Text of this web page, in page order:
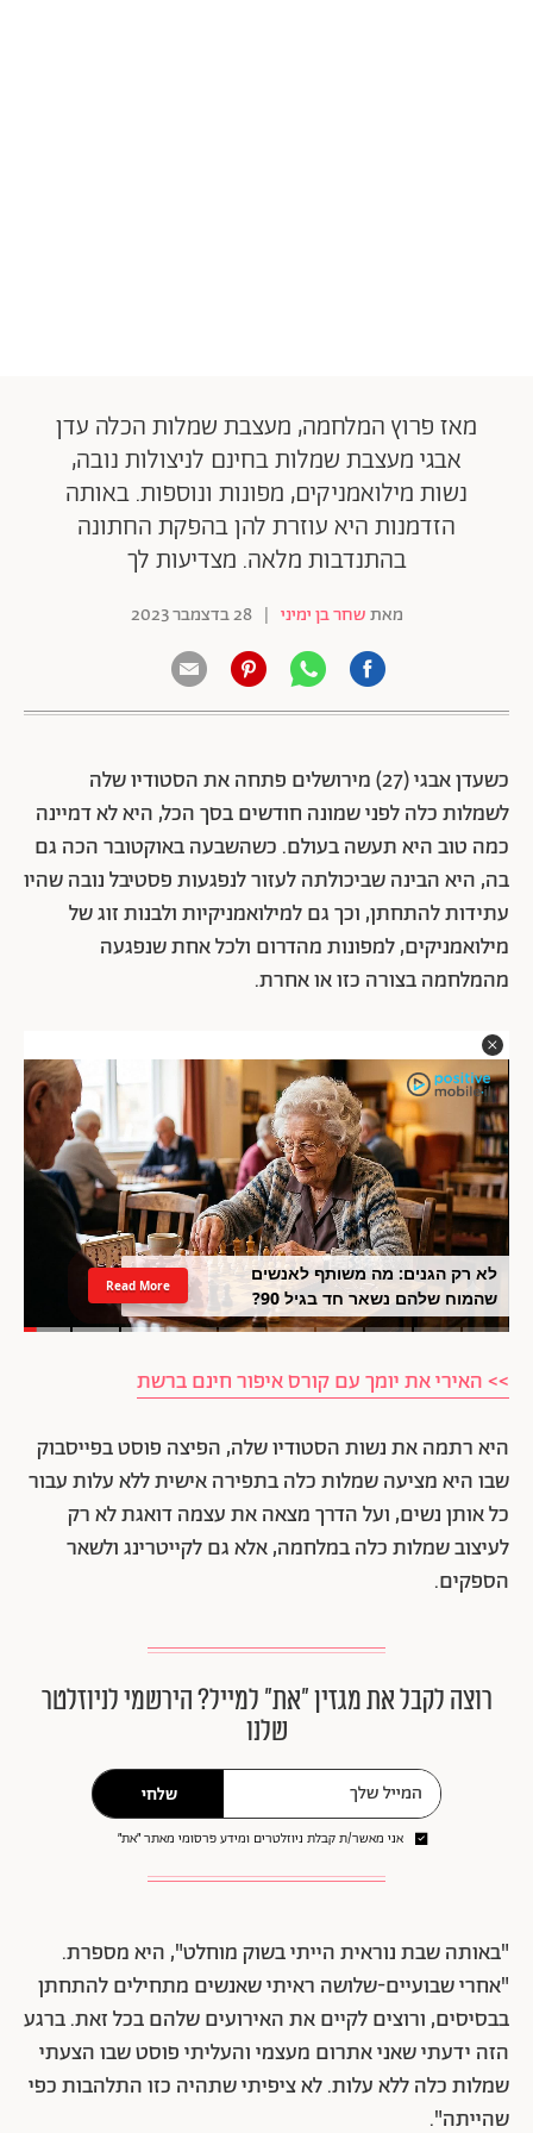
מאז פרוץ המלחמה, מעצבת שמלות הכלה עדן
אבגי מעצבת שמלות בחינם לניצולות נובה,
נשות מילואמניקים, מפונות ונוספות. באותה
הזדמנות היא עוזרת להן בהפקת החתונה
בהתנדבות מלאה. מצדיעות לך
מאתשחר בן ימיני | 28 בדצמבר 2023
כשעדן אבגי (27) מירושלים פתחה את הסטודיו שלה
לשמלות כלה לפני שמונה חודשים בסך הכל, היא לא דמיינה
כמה טוב היא תעשה בעולם. כשהשבעה באוקטובר הכה גם
בה, היא הבינה שביכולתה לעזור לנפגעות פסטיבל נובה שהיו
עתידות להתחתן, וכך גם למילואמניקיות ולבנות זוג של
מילואמניקים, למפונות מהדרום ולכל אחת שנפגעה
מהמלחמה בצורה כזו או אחרת.
לא רק הגנים: מה משותף לאנשים
שהמוח שלהם נשאר חד בגיל 90?
Read More
>> האירי את יומך עם קורס איפור חינם ברשת
היא רתמה את נשות הסטודיו שלה, הפיצה פוסט בפייסבוק
שבו היא מציעה שמלות כלה בתפירה אישית ללא עלות עבור
כל אותן נשים, ועל הדרך מצאה את עצמה דואגת לא רק
לעיצוב שמלות כלה במלחמה, אלא גם לקייטרינג ולשאר
הספקים.
רוצה לקבל את מגזין ״את״ למייל? הירשמי לניוזלטר
שלנו
שלחי
אני מאשר/ת קבלת ניוזלטרים ומידע פרסומי מאתר ״את״
"באותה שבת נוראית הייתי בשוק מוחלט", היא מספרת.
"אחרי שבועיים-שלושה ראיתי שאנשים מתחילים להתחתן
בבסיסים, ורוצים לקיים את האירועים שלהם בכל זאת. ברגע
הזה ידעתי שאני אתרום מעצמי והעליתי פוסט שבו הצעתי
שמלות כלה ללא עלות. לא ציפיתי שתהיה כזו התלהבות כפי
שהייתה".